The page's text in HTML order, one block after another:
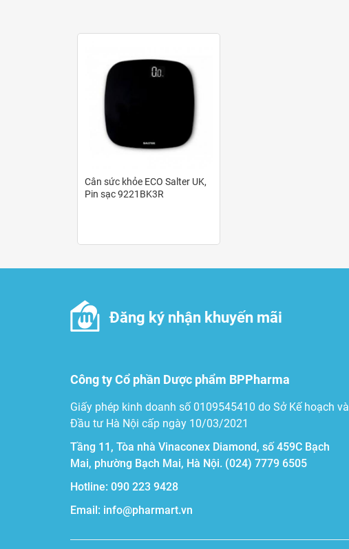
Cân sức khỏe ECO Salter UK,
Pin sạc 9221BK3R
Đăng ký nhận khuyến mãi
Công ty Cổ phần Dược phẩm BPPharma
Giấy phép kinh doanh số 0109545410 do Sở Kế hoạch và
Đầu tư Hà Nội cấp ngày 10/03/2021
Tầng 11, Tòa nhà Vinaconex Diamond, số 459C Bạch
Mai, phường Bạch Mai, Hà Nội. (024) 7779 6505
Hotline: 090 223 9428
Email: info@pharmart.vn